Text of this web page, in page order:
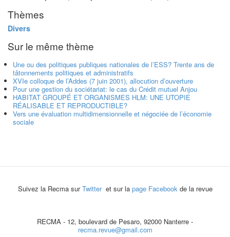
Thèmes
Divers
Sur le même thème
Une ou des politiques publiques nationales de l’ESS? Trente ans de
tâtonnements politiques et administratifs
XVIe colloque de l’Addes (7 juin 2001), allocution d’ouverture
Pour une gestion du sociétariat: le cas du Crédit mutuel Anjou
HABITAT GROUPÉ ET ORGANISMES HLM: UNE UTOPIE
RÉALISABLE ET REPRODUCTIBLE?
Vers une évaluation multidimensionnelle et négociée de l’économie
sociale
Suivez la Recma surTwitter et sur la page Facebookde la revue
RECMA - 12, boulevard de Pesaro, 92000 Nanterre -
recma.revue@gmail.com